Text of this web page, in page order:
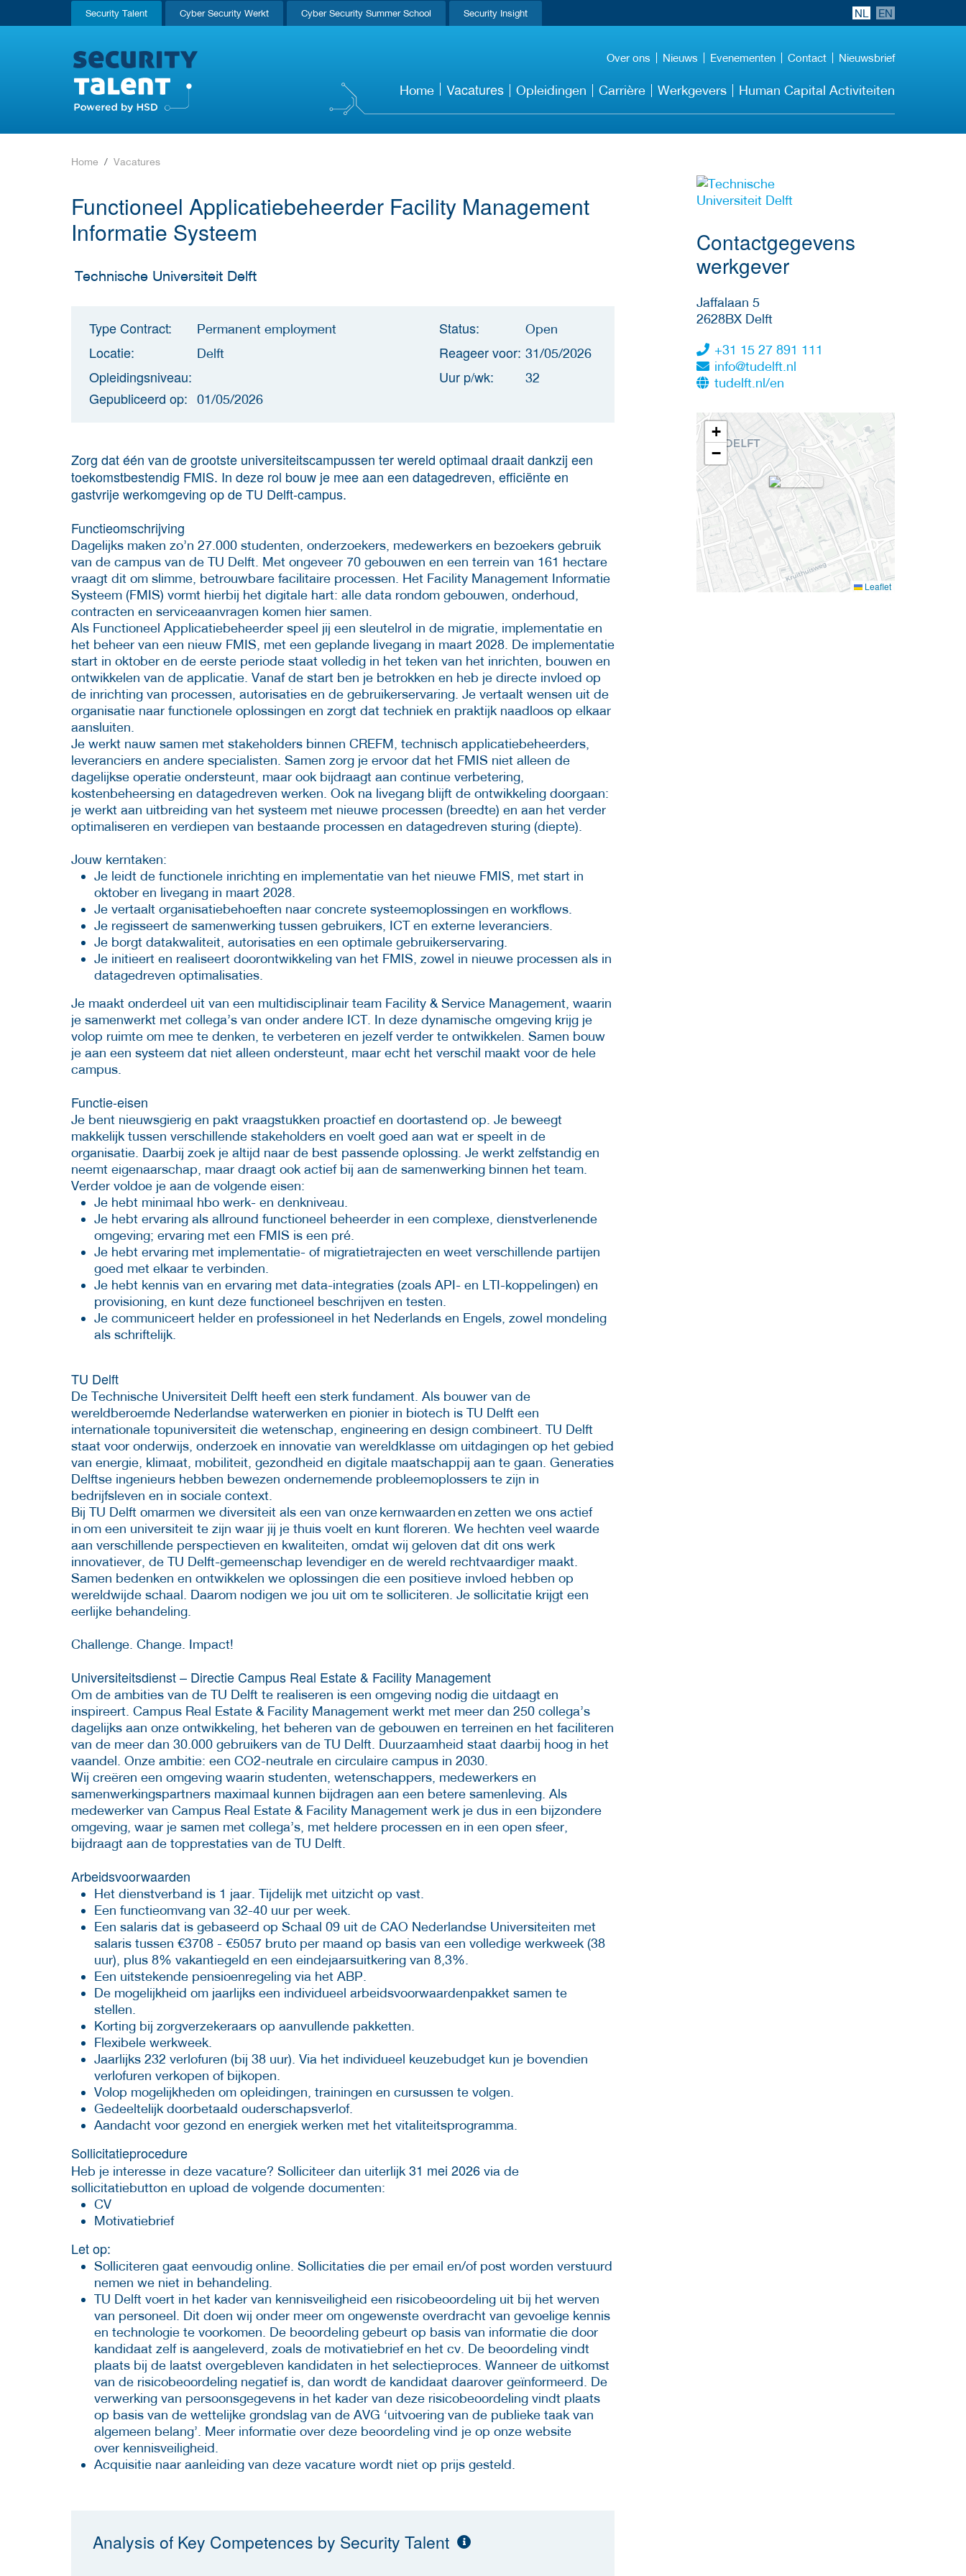
Security Talent Cyber Security Werkt Cyber Security Summer School Security Insight NL EN
Over ons Nieuws Evenementen Contact Nieuwsbrief
Home Vacatures Opleidingen Carrière Werkgevers Human Capital Activiteiten
Home Vacatures
Functioneel Applicatiebeheerder Facility Management
Informatie Systeem
Technische Universiteit Delft
Type Contract: Permanent employment
Locatie: Delft
Opleidingsniveau:
Gepubliceerd op:
01/05/2026
Status: Open
Reageer voor: 31/05/2026
Uur p/wk: 32
Zorg dat één van de grootste universiteitscampussen ter wereld optimaal draait dankzij een
toekomstbestendig FMIS. In deze rol bouw je mee aan een datagedreven, efficiënte en
gastvrije werkomgeving op de TU Delft-campus.
Functieomschrijving
Dagelijks maken zo’n 27.000 studenten, onderzoekers, medewerkers en bezoekers gebruik
van de campus van de TU Delft. Met ongeveer 70 gebouwen en een terrein van 161 hectare
vraagt dit om slimme, betrouwbare facilitaire processen. Het Facility Management Informatie
Systeem (FMIS) vormt hierbij het digitale hart: alle data rondom gebouwen, onderhoud,
contracten en serviceaanvragen komen hier samen.
Als Functioneel Applicatiebeheerder speel jij een sleutelrol in de migratie, implementatie en
het beheer van een nieuw FMIS, met een geplande livegang in maart 2028. De implementatie
start in oktober en de eerste periode staat volledig in het teken van het inrichten, bouwen en
ontwikkelen van de applicatie. Vanaf de start ben je betrokken en heb je directe invloed op
de inrichting van processen, autorisaties en de gebruikerservaring. Je vertaalt wensen uit de
organisatie naar functionele oplossingen en zorgt dat techniek en praktijk naadloos op elkaar
aansluiten.
Je werkt nauw samen met stakeholders binnen CREFM, technisch applicatiebeheerders,
leveranciers en andere specialisten. Samen zorg je ervoor dat het FMIS niet alleen de
dagelijkse operatie ondersteunt, maar ook bijdraagt aan continue verbetering,
kostenbeheersing en datagedreven werken. Ook na livegang blijft de ontwikkeling doorgaan:
je werkt aan uitbreiding van het systeem met nieuwe processen (breedte) en aan het verder
optimaliseren en verdiepen van bestaande processen en datagedreven sturing (diepte).
Jouw kerntaken:
Je leidt de functionele inrichting en implementatie van het nieuwe FMIS, met start in
oktober en livegang in maart 2028.
Je vertaalt organisatiebehoeften naar concrete systeemoplossingen en workflows.
Je regisseert de samenwerking tussen gebruikers, ICT en externe leveranciers.
Je borgt datakwaliteit, autorisaties en een optimale gebruikerservaring.
Je initieert en realiseert doorontwikkeling van het FMIS, zowel in nieuwe processen als in
datagedreven optimalisaties.
Je maakt onderdeel uit van een multidisciplinair team Facility & Service Management, waarin
je samenwerkt met collega’s van onder andere ICT. In deze dynamische omgeving krijg je
volop ruimte om mee te denken, te verbeteren en jezelf verder te ontwikkelen. Samen bouw
je aan een systeem dat niet alleen ondersteunt, maar echt het verschil maakt voor de hele
campus.
Functie-eisen
Je bent nieuwsgierig en pakt vraagstukken proactief en doortastend op. Je beweegt
makkelijk tussen verschillende stakeholders en voelt goed aan wat er speelt in de
organisatie. Daarbij zoek je altijd naar de best passende oplossing. Je werkt zelfstandig en
neemt eigenaarschap, maar draagt ook actief bij aan de samenwerking binnen het team.
Verder voldoe je aan de volgende eisen:
Je hebt minimaal hbo werk- en denkniveau.
Je hebt ervaring als allround functioneel beheerder in een complexe, dienstverlenende
omgeving; ervaring met een FMIS is een pré.
Je hebt ervaring met implementatie- of migratietrajecten en weet verschillende partijen
goed met elkaar te verbinden.
Je hebt kennis van en ervaring met data-integraties (zoals API- en LTI-koppelingen) en
provisioning, en kunt deze functioneel beschrijven en testen.
Je communiceert helder en professioneel in het Nederlands en Engels, zowel mondeling
als schriftelijk.
TU Delft
De Technische Universiteit Delft heeft een sterk fundament. Als bouwer van de
wereldberoemde Nederlandse waterwerken en pionier in biotech is TU Delft een
internationale topuniversiteit die wetenschap, engineering en design combineert. TU Delft
staat voor onderwijs, onderzoek en innovatie van wereldklasse om uitdagingen op het gebied
van energie, klimaat, mobiliteit, gezondheid en digitale maatschappij aan te gaan. Generaties
Delftse ingenieurs hebben bewezen ondernemende probleemoplossers te zijn in
bedrijfsleven en in sociale context.
Bij TU Delft omarmen we diversiteit als een van onze kernwaarden en zetten we ons actief
in om een universiteit te zijn waar jij je thuis voelt en kunt floreren. We hechten veel waarde
aan verschillende perspectieven en kwaliteiten, omdat wij geloven dat dit ons werk
innovatiever, de TU Delft-gemeenschap levendiger en de wereld rechtvaardiger maakt.
Samen bedenken en ontwikkelen we oplossingen die een positieve invloed hebben op
wereldwijde schaal. Daarom nodigen we jou uit om te solliciteren. Je sollicitatie krijgt een
eerlijke behandeling.
Challenge. Change. Impact!
Universiteitsdienst – Directie Campus Real Estate & Facility Management
Om de ambities van de TU Delft te realiseren is een omgeving nodig die uitdaagt en
inspireert. Campus Real Estate & Facility Management werkt met meer dan 250 collega’s
dagelijks aan onze ontwikkeling, het beheren van de gebouwen en terreinen en het faciliteren
van de meer dan 30.000 gebruikers van de TU Delft. Duurzaamheid staat daarbij hoog in het
vaandel. Onze ambitie: een CO2-neutrale en circulaire campus in 2030.
Wij creëren een omgeving waarin studenten, wetenschappers, medewerkers en
samenwerkingspartners maximaal kunnen bijdragen aan een betere samenleving. Als
medewerker van Campus Real Estate & Facility Management werk je dus in een bijzondere
omgeving, waar je samen met collega’s, met heldere processen en in een open sfeer,
bijdraagt aan de topprestaties van de TU Delft.
Arbeidsvoorwaarden
Het dienstverband is 1 jaar. Tijdelijk met uitzicht op vast.
Een functieomvang van 32-40 uur per week.
Een salaris dat is gebaseerd op Schaal 09 uit de CAO Nederlandse Universiteiten met
salaris tussen €3708 - €5057 bruto per maand op basis van een volledige werkweek (38
uur), plus 8% vakantiegeld en een eindejaarsuitkering van 8,3%.
Een uitstekende pensioenregeling via het ABP.
De mogelijkheid om jaarlijks een individueel arbeidsvoorwaardenpakket samen te
stellen.
Korting bij zorgverzekeraars op aanvullende pakketten.
Flexibele werkweek.
Jaarlijks 232 verlofuren (bij 38 uur). Via het individueel keuzebudget kun je bovendien
verlofuren verkopen of bijkopen.
Volop mogelijkheden om opleidingen, trainingen en cursussen te volgen.
Gedeeltelijk doorbetaald ouderschapsverlof.
Aandacht voor gezond en energiek werken met het vitaliteitsprogramma.
Sollicitatieprocedure
Heb je interesse in deze vacature? Solliciteer dan uiterlijk 31 mei 2026 via de
sollicitatiebutton en upload de volgende documenten:
CV
Motivatiebrief
Let op:
Solliciteren gaat eenvoudig online. Sollicitaties die per email en/of post worden verstuurd
nemen we niet in behandeling.
TU Delft voert in het kader van kennisveiligheid een risicobeoordeling uit bij het werven
van personeel. Dit doen wij onder meer om ongewenste overdracht van gevoelige kennis
en technologie te voorkomen. De beoordeling gebeurt op basis van informatie die door
kandidaat zelf is aangeleverd, zoals de motivatiebrief en het cv. De beoordeling vindt
plaats bij de laatst overgebleven kandidaten in het selectieproces. Wanneer de uitkomst
van de risicobeoordeling negatief is, dan wordt de kandidaat daarover geïnformeerd. De
verwerking van persoonsgegevens in het kader van deze risicobeoordeling vindt plaats
op basis van de wettelijke grondslag van de AVG ‘uitvoering van de publieke taak van
algemeen belang’. Meer informatie over deze beoordeling vind je op onze website
over kennisveiligheid.
Acquisitie naar aanleiding van deze vacature wordt niet op prijs gesteld.
Analysis of Key Competences by Security Talent
Meer werkgever
details
Contactgegevens
werkgever
Jaffalaan 5
2628BX Delft
+31 15 27 891 111
info@tudelft.nl
tudelft.nl/en
+
−
Leaflet